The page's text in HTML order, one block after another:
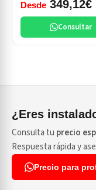
Desde 349,12€
Consultar
¿Eres
Consulta tu precio
Respuesta rápida y
Precio para